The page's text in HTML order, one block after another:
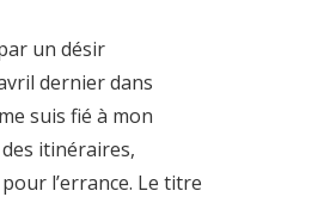
un désir
dernier dans
suis fié à mon
itinéraires,
l’errance. Le titre